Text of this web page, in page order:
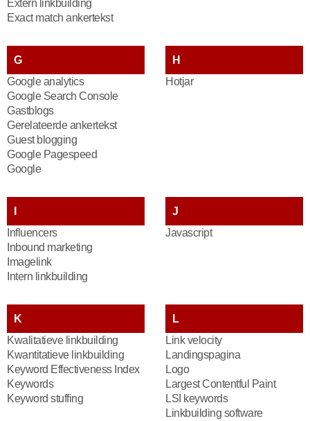
Extern linkbuilding
Exact match ankertekst
G
Google analytics
Google Search Console
Gastblogs
Gerelateerde ankertekst
Guest blogging
Google Pagespeed
Google
H
Hotjar
Influencers
Inbound marketing
Imagelink
Intern linkbuilding
J
Javascript
K
Kwalitatieve linkbuilding
Kwantitatieve linkbuilding
Keyword Effectiveness Index
Keywords
Keyword stuffing
L
Link velocity
Landingspagina
Logo
Largest Contentful Paint
LSI keywords
Linkbuilding software